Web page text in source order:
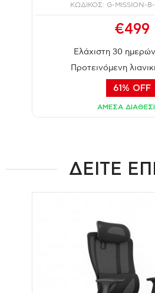
ΚΩΔΙΚΟΣ: G-MISSION-B-
€499
Ελάχιστη 30
Προτεινόμενη
61% OFF
ΑΜΕΣΑ
ΔΕΙΤΕ